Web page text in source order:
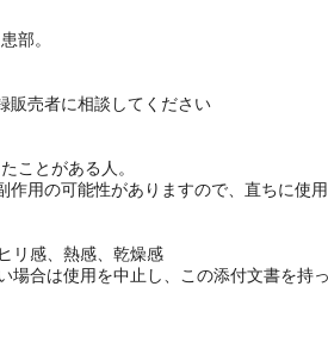
部。
売者に相談してください
ことがある人。
用の可能性がありますので、直ちに使
合は使用を中止し、この添付文書を持